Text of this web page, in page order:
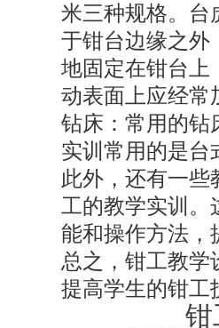
米三种规格。台
于钳台边缘之外
地固定在钳台上
动表面上应经常
钻床：常用的钻
实训常用的是台
此外，还有一
工的教学实训。
能和操作方法，
总之，钳工教学
提高学生的钳工
钳